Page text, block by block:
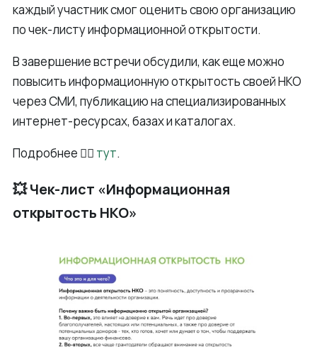
каждый участник смог оценить свою организацию
по чек-листу информационной открытости.
В завершение встречи обсудили, как еще можно
повысить информационную открытость своей НКО
через СМИ, публикацию на специализированных
интернет-ресурсах, базах и каталогах.
Подробнее 👉🏻 тут.
💥 Чек-лист «Информационная
открытость НКО»